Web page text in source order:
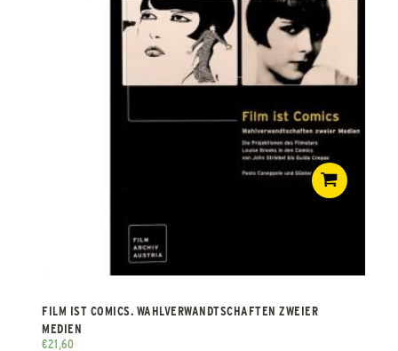
FILM IST COMICS. WAHLVERWANDTSCHAFTEN ZWEIER
MEDIEN
€21,60